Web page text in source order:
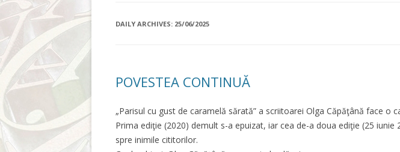
DAILY ARCHIVES: 25/06/2025
POVESTEA CONTINUĂ
„Parisul cu gust de caramelă sărată” a scriitoarei Olga Căpăţână face o
Prima ediţie (2020) demult s-a epuizat, iar cea de-a doua ediţie (25 iunie
spre inimile cititorilor.